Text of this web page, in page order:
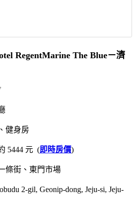
RegentMarine The Blue－濟
健身房
5444 元 (即時房價)
條街、東門市場
2-gil, Geonip-dong, Jeju-si, Jeju-